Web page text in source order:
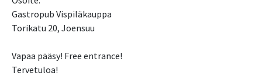
Gastropub Vispiläkauppa
Torikatu 20, Joensuu
Vapaa pääsy! Free entrance!
Tervetuloa!